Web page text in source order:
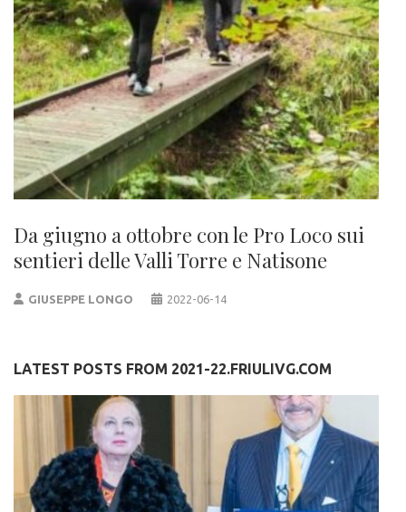
Da giugno a ottobre con le Pro Loco sui
sentieri delle Valli Torre e Natisone
GIUSEPPE LONGO 2022-06-14
LATEST POSTS FROM 2021-22.FRIULIVG.COM